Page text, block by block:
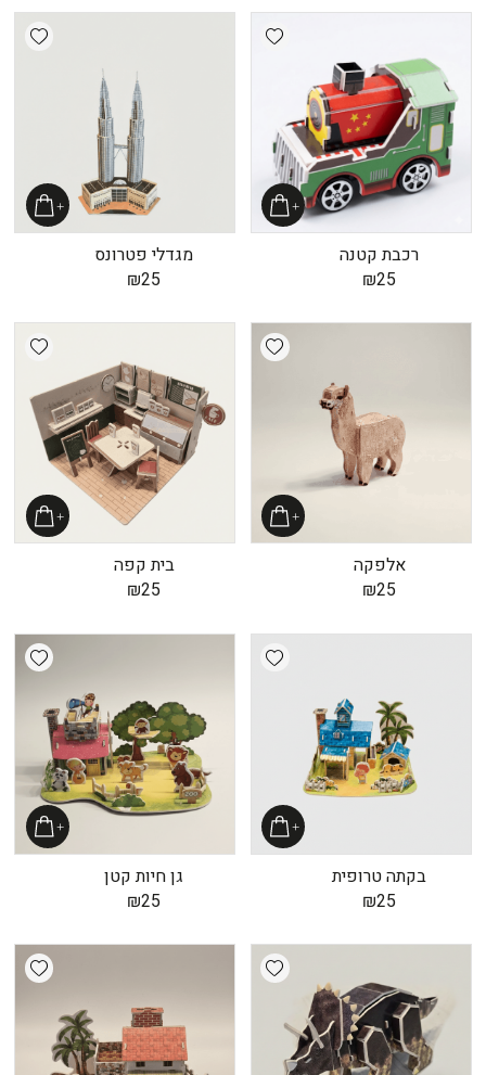
Add wishlist
רכבת קטנה
₪25
מגדלי פטרונס
₪25
Add wishlist
אלפקה
₪25
בית קפה
₪25
Add wishlist
בקתה טרופית
₪25
גן חיות קטן
₪25
Add wishlist